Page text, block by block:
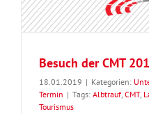
Besuch der CMT
18.01.2019 | Kategorien:
Termin | Tags: Albtrauf, CMT,
Tourismus